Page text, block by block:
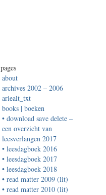
pages
about
archives 2002 – 2006
ariealt_txt
books | boeken
• download save delete –
een overzicht van
leesverlangen 2017
• leesdagboek 2016
• leesdagboek 2017
• leesdagboek 2018
• read matter 2009 (lit)
• read matter 2010 (lit)